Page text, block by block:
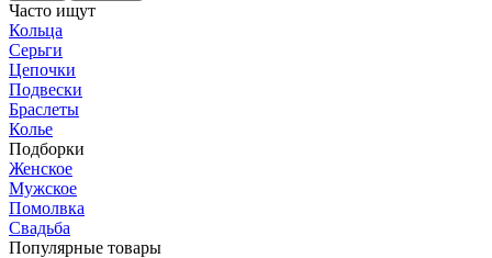
Часто ищут
Кольца
Серьги
Цепочки
Подвески
Браслеты
Колье
Подборки
Женское
Мужское
Помолвка
Свадьба
Популярные товары